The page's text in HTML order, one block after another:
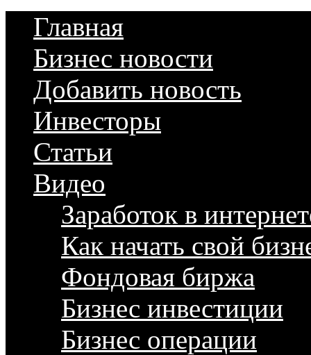
Главная
Бизнес новости
Добавить новость
Инвесторы
Статьи
Видео
Заработок в
Как начать свой
Фондовая биржа
Бизнес инвестиции
Бизнес операции